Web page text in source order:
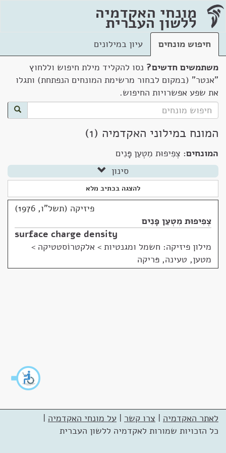
מונחי האקדמיה
ללשון העברית
חיפוש מונחים
עיון במילונים
משתמשים חדשים? נסו להקליד מילת חיפוש וללחוץ
"אנטר" (במקום לבחור מרשימת המונחים הנפתחת) ותגלו
את שפע אפשרויות החיפוש.
המונח במילוני האקדמיה (1)
המונחים: צְפִיפוּת מִטְעַן פָּנִים
סינון
להצגה בכתיב מלא
פיזיקה (תשל"ו, 1976)
צְפִיפוּת מִטְעַן פָּנִים
surface charge density
מילון פיזיקה: חשמל ומגנטיות > אלקטרוֹסטטיקה >
מטען, טעינה, פּריקה
לאתר האקדמיה | צרו קשר | על מונחי האקדמיה |
כל הזכויות שמורות לאקדמיה ללשון העברית